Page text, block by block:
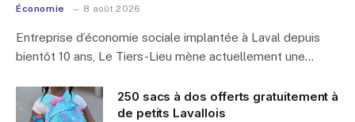
Économie 8 août 2026
Entreprise d’économie sociale implantée à Laval depuis
bientôt 10 ans, Le Tiers-Lieu mène actuellement une…
250 sacs à dos offerts gratuitement à
de petits Lavallois